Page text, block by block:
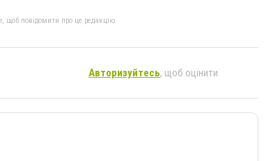
щоб повідомити про це редакцію
Авторизуйтесь, щоб оцінити